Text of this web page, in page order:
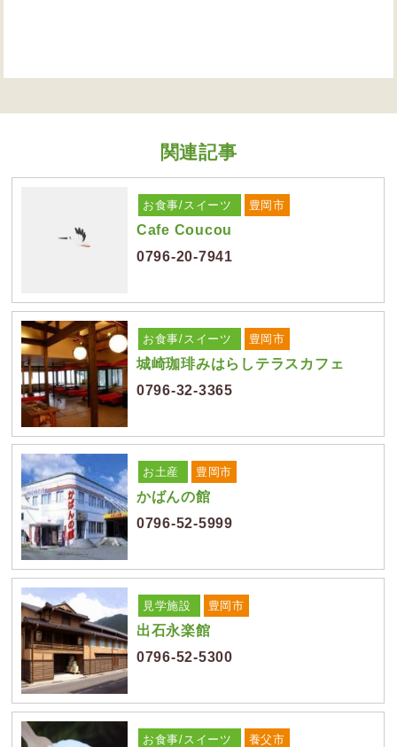
関連記事
お食事/スイーツ 豊岡市
Cafe Coucou
0796-20-7941
お食事/スイーツ 豊岡市
城崎珈琲みはらしテラスカフェ
0796-32-3365
お土産 豊岡市
かばんの館
0796-52-5999
見学施設 豊岡市
出石永楽館
0796-52-5300
お食事/スイーツ 養父市